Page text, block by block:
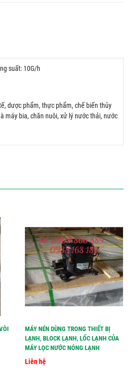
suất: 10G/h
dược phẩm, thực phẩm, chế biến thủy
máy bia, chăn nuôi, xử lý nước thải, nước
MÁY NÉN DÙNG TRONG THIẾT BỊ
LẠNH, BLOCK LẠNH, LỐC LẠNH CỦA
MÁY LỌC NƯỚC NÓNG LẠNH
Liên hệ